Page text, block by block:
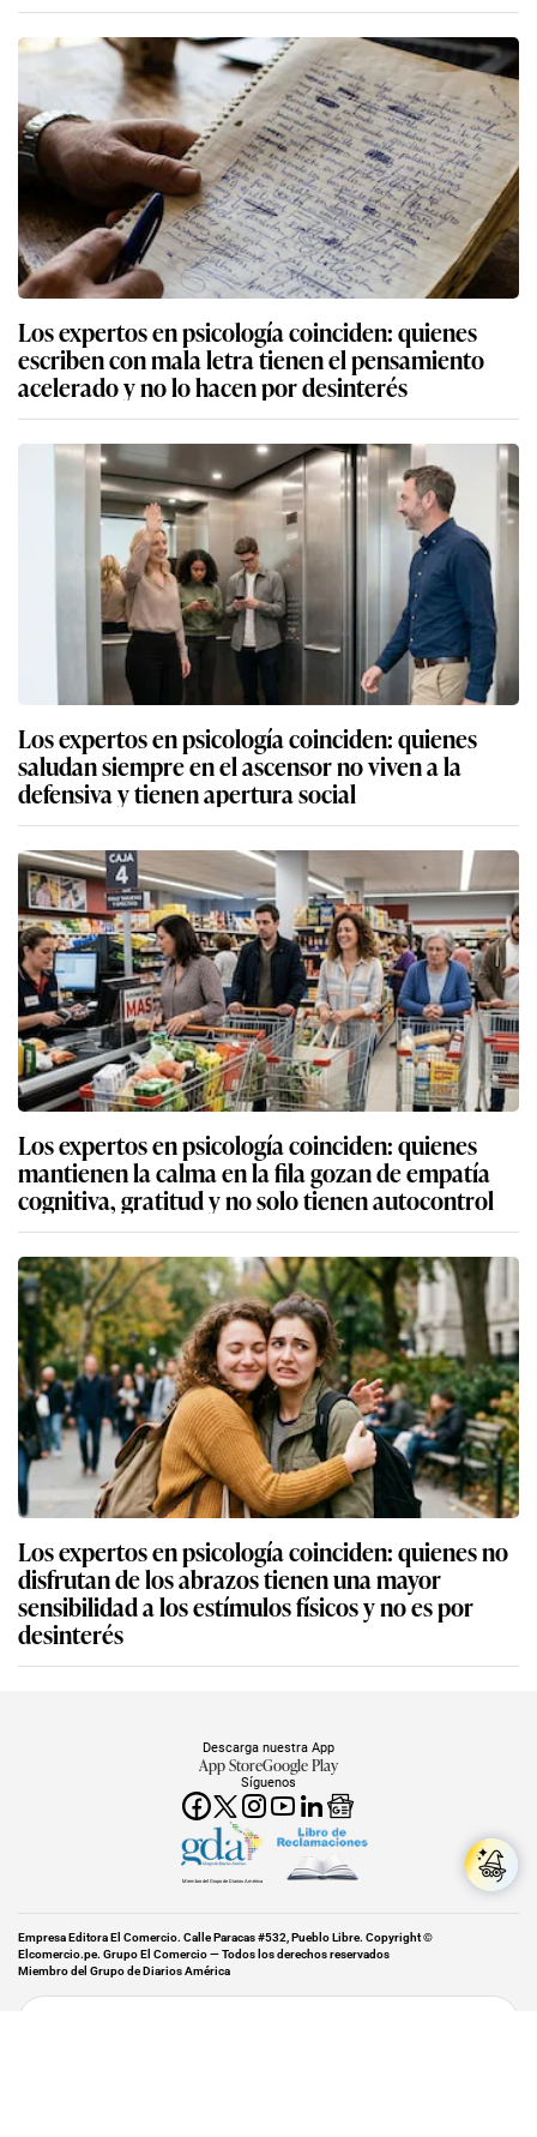
Los expertos en psicología coinciden: quienes
escriben con mala letra tienen el pensamiento
acelerado y no lo hacen por desinterés
Los expertos en psicología coinciden: quienes
saludan siempre en el ascensor no viven a la
defensiva y tienen apertura social
Los expertos en psicología coinciden: quienes
mantienen la calma en la fila gozan de empatía
cognitiva, gratitud y no solo tienen autocontrol
Los expertos en psicología coinciden: quienes no
disfrutan de los abrazos tienen una mayor
sensibilidad a los estímulos físicos y no es por
desinterés
Síguenos
Descarga nuestra App
App StoreGoogle Play
Miembro del Grupo de Diarios América
Empresa Editora El Comercio. Calle Paracas #532, Pueblo Libre. Copyright ©
Elcomercio.pe. Grupo El Comercio — Todos los derechos reservados
Miembro del Grupo de Diarios América